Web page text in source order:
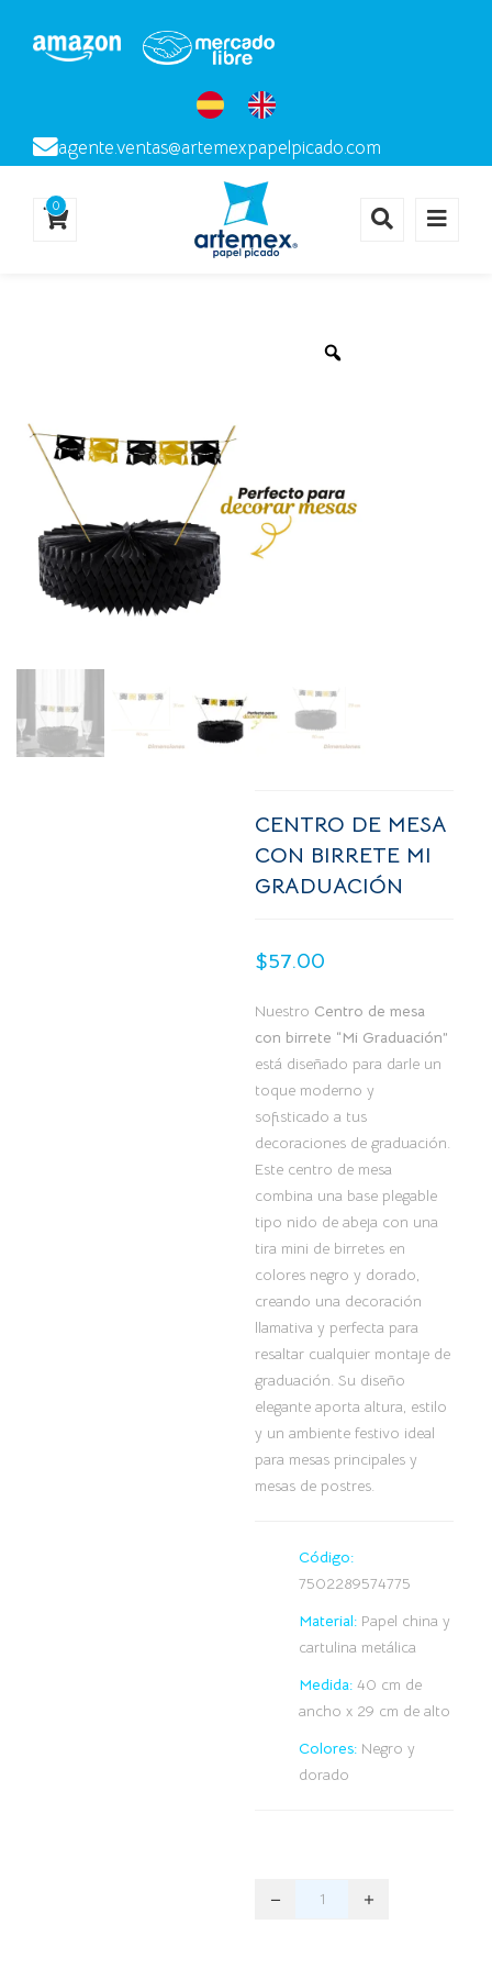
agente.ventas@artemexpapelpicado.com
0
CENTRO DE MESA
CON BIRRETE MI
GRADUACIÓN
$57.00
Nuestro Centro de mesa
con birrete “Mi Graduación”
está diseñado para darle un
toque moderno y
sofisticado a tus
decoraciones de graduación.
Este centro de mesa
combina una base plegable
tipo nido de abeja con una
tira mini de birretes en
colores negro y dorado,
creando una decoración
llamativa y perfecta para
resaltar cualquier montaje de
graduación. Su diseño
elegante aporta altura, estilo
y un ambiente festivo ideal
para mesas principales y
mesas de postres.
Código:
7502289574775
Material: Papel china y
cartulina metálica
Medida: 40 cm de
ancho x 29 cm de alto
Colores: Negro y
dorado